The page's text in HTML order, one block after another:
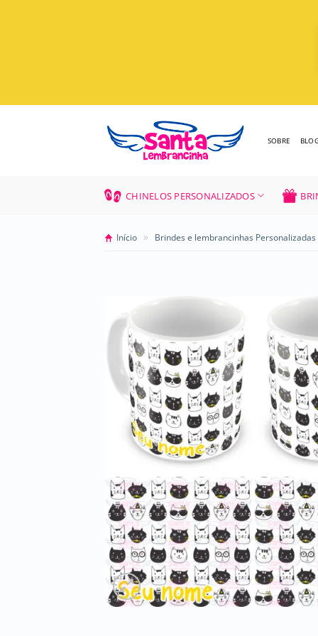
SOBRE
CHINELOS PERSONALIZADOS
Início » Brindes e lembrancinhas Personalizadas